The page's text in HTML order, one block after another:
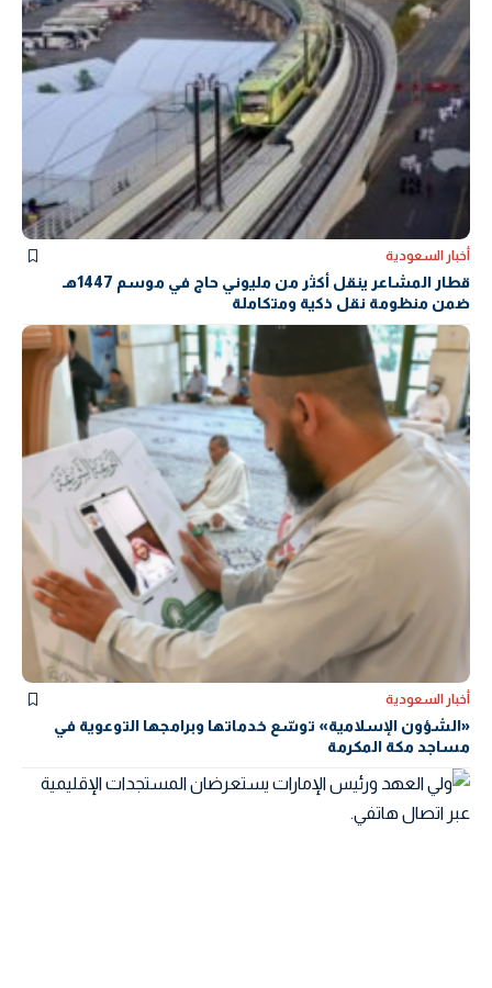
أخبار السعودية
قطار المشاعر ينقل أكثر من مليوني حاج في موسم 1447هـ
ضمن منظومة نقل ذكية ومتكاملة
أخبار السعودية
«الشؤون الإسلامية» توسّع خدماتها وبرامجها التوعوية في
مساجد مكة المكرمة